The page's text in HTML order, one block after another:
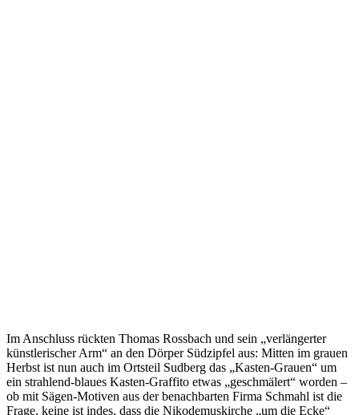
Im Anschluss rückten Thomas Rossbach und sein „verlängerter
künstlerischer Arm“ an den Dörper Südzipfel aus: Mitten im grauen
Herbst ist nun auch im Ortsteil Sudberg das „Kasten-Grauen“ um
ein strahlend-blaues Kasten-Graffito etwas „geschmälert“ worden –
ob mit Sägen-Motiven aus der benachbarten Firma Schmahl ist die
Frage, keine ist indes, dass die Nikodemuskirche „um die Ecke“